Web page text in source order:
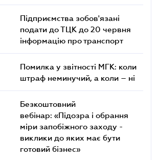
Підприємства зобов'язані
подати до ТЦК до 20 червня
інформацію про транспорт
Помилка у звітності МГК: коли
штраф неминучий, а коли – ні
Безкоштовний
вебінар: «Підозра і обрання
міри запобіжного заходу -
виклики до яких має бути
готовий бізнес»